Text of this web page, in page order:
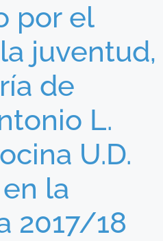
por el
juventud,
de
L.
U.D.
la
2017/18